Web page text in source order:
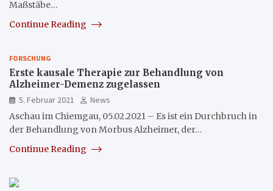
Maßstäbe…
Continue Reading
FORSCHUNG
Erste kausale Therapie zur Behandlung von
Alzheimer-Demenz zugelassen
5. Februar 2021
News
Aschau im Chiemgau, 05.02.2021 – Es ist ein Durchbruch in
der Behandlung von Morbus Alzheimer, der…
Continue Reading